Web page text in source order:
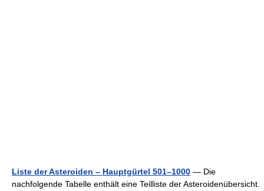
Liste der Asteroiden – Hauptgürtel 501–1000 — Die
nachfolgende Tabelle enthält eine Teilliste der Asteroidenübersicht.